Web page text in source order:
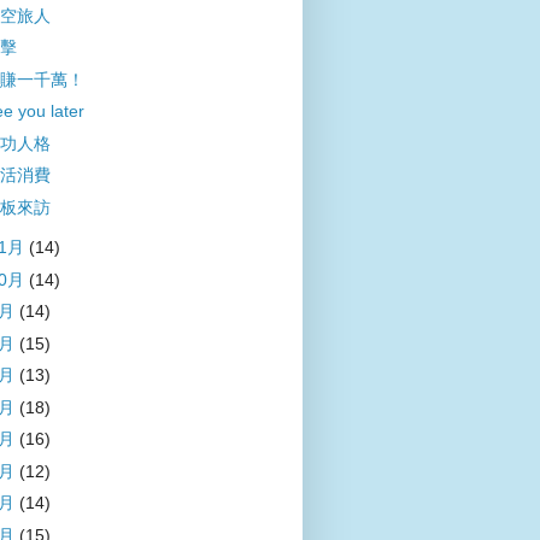
旅人
一千萬！
you later
人格
消費
來訪
月 (14)
月 (14)
(14)
(15)
(13)
(18)
(16)
(12)
(14)
(15)